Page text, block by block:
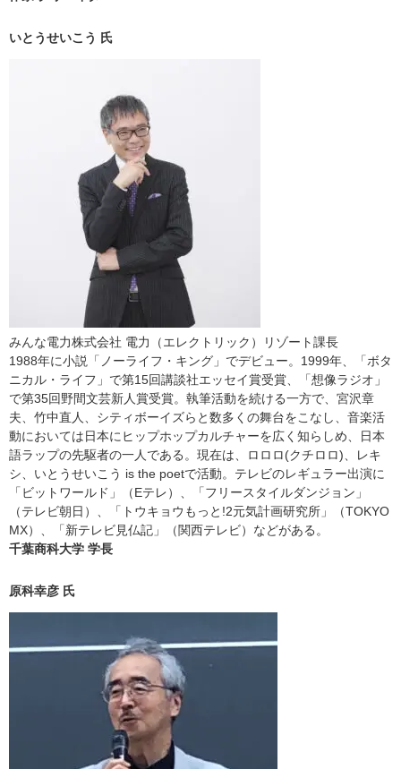
いとうせいこう 氏
みんな電力株式会社 電力（エレクトリック）リゾート課長
1988年に小説「ノーライフ・キング」でデビュー。1999年、「ボタ
ニカル・ライフ」で第15回講談社エッセイ賞受賞、「想像ラジオ」
で第35回野間文芸新人賞受賞。執筆活動を続ける一方で、宮沢章
夫、竹中直人、シティボーイズらと数多くの舞台をこなし、音楽活
動においては日本にヒップホップカルチャーを広く知らしめ、日本
語ラップの先駆者の一人である。現在は、ロロロ(クチロロ)、レキ
シ、いとうせいこう is the poetで活動。テレビのレギュラー出演に
「ビットワールド」（Eテレ）、「フリースタイルダンジョン」
（テレビ朝日）、「トウキョウもっと!2元気計画研究所」（TOKYO
MX）、「新テレビ見仏記」（関西テレビ）などがある。
千葉商科大学 学長
原科幸彦 氏